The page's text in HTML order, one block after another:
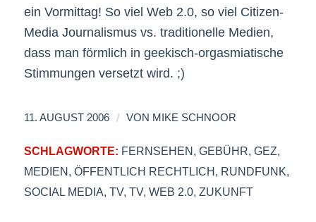
ein Vormittag! So viel Web 2.0, so viel Citizen-
Media Journalismus vs. traditionelle Medien,
dass man förmlich in geekisch-orgasmiatische
Stimmungen versetzt wird. ;)
11. AUGUST 2006 / VON MIKE SCHNOOR
SCHLAGWORTE: FERNSEHEN GEBÜHR GEZ
MEDIEN ÖFFENTLICH RECHTLICH RUNDFUNK
SOCIAL MEDIA TV, TV, WEB 2.0, ZUKUNFT